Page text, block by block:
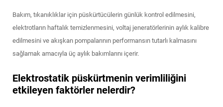
Bakım, tıkanıklıklar için püskürtücülerin günlük kontrol edilmesini,
elektrotların haftalık temizlenmesini, voltaj jeneratörlerinin aylık kalibre
edilmesini ve akışkan pompalarının performansın tutarlı kalmasını
sağlamak amacıyla üç aylık bakımlarını içerir.
Elektrostatik püskürtmenin verimliliğini
etkileyen faktörler nelerdir?